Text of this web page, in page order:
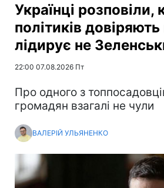
Українці розповіли,
політиків
лідирує не
22:00 07.08.2026 Пт
Про одного з
громадян взагалі не чули
ВАЛЕРІЙ УЛЬЯНЕНКО